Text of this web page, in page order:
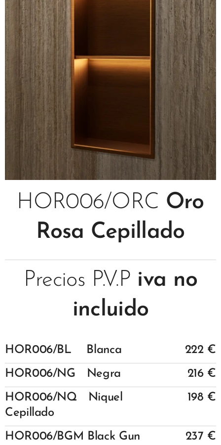
HOR006/ORC Oro
Rosa Cepillado
Precios P.V.P iva no
incluido
HOR006/BL Blanca
222 €
HOR006/NG Negra
216 €
HOR006/NQ Niquel
Cepillado
198 €
HOR006/BGM Black Gun 237 €